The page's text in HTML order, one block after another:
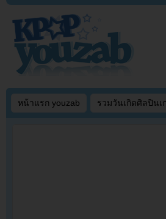
หน้าแรก youzab รวมวันเกิดศิลปินเ